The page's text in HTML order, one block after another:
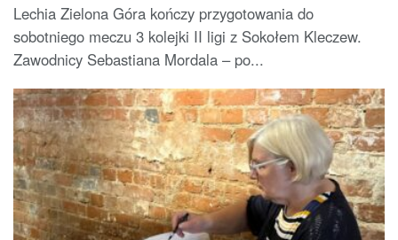
Lechia Zielona Góra kończy przygotowania do
sobotniego meczu 3 kolejki II ligi z Sokołem Kleczew.
Zawodnicy Sebastiana Mordala – po...